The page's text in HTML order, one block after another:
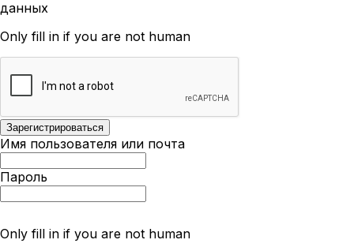
данных
Only fill in if you are not human
Имя пользователя или почта
Пароль
Only fill in if you are not human